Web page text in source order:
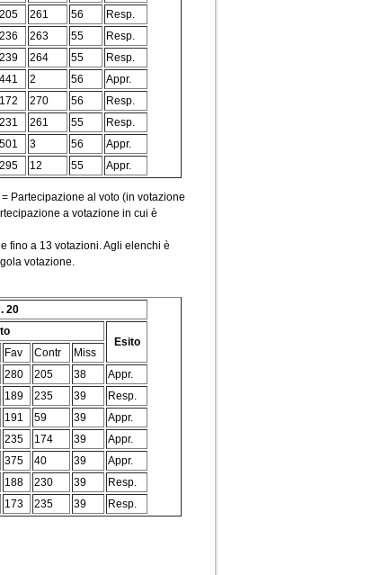
205 261 56
Resp.
236 263 55
Resp.
239 264 55
Resp.
441 2 56
Appr.
172 270 56
Resp.
231 261 55
Resp.
501 3 56
Appr.
295 12 55 Appr.
Partecipazione al voto (in votazione
a votazione in cui è
fino a 13 votazioni. Agli elenchi è
votazione.
20
Esito
Fav Contr
Miss
280 205 38
Appr.
189 235 39
Resp.
191 59 39
Appr.
235 174 39
Appr.
375 40 39
Appr.
188 230 39
Resp.
173 235 39 Resp.